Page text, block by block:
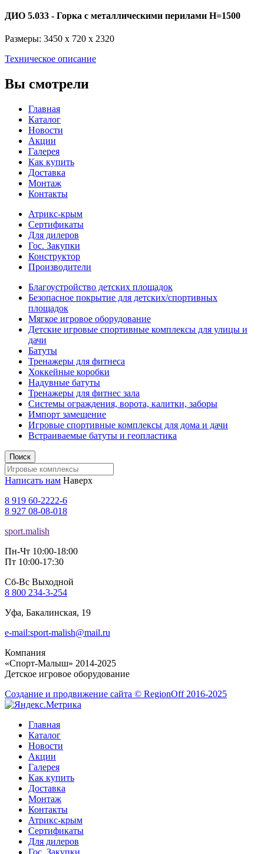
ДИО 5.033 - Горка с металлическими перилами H=1500
Размеры: 3450 x 720 x 2320
Техническое описание
Вы смотрели
Главная
Каталог
Новости
Акции
Галерея
Как купить
Доставка
Монтаж
Контакты
Атрикс-крым
Сертификаты
Для дилеров
Гос. Закупки
Конструктор
Производители
Благоустройство детских площадок
Безопасное покрытие для детских/спортивных
площадок
Мягкое игровое оборудование
Детские игровые спортивные комплексы для улицы и
дачи
Батуты
Тренажеры для фитнеса
Хоккейные коробки
Надувные батуты
Тренажеры для фитнес зала
Системы ограждения, ворота, калитки, заборы
Импорт замещение
Игровые спортивные комплексы для дома и дачи
Встраиваемые батуты и геопластика
Поиск
Написать нам Наверх
8 919 60-2222-6
8 927 08-08-018
sport.malish
Пн-Чт 10:00-18:00
Пт 10:00-17:30
Сб-Вс Выходной
8 800 234-3-254
Уфа, Бакалинская, 19
e-mail:sport-malish@mail.ru
Компания
«Спорт-Малыш» 2014-2025
Детское игровое оборудование
Создание и продвижение сайта © RegionOff 2016-2025
Главная
Каталог
Новости
Акции
Галерея
Как купить
Доставка
Монтаж
Контакты
Атрикс-крым
Сертификаты
Для дилеров
Гос. Закупки